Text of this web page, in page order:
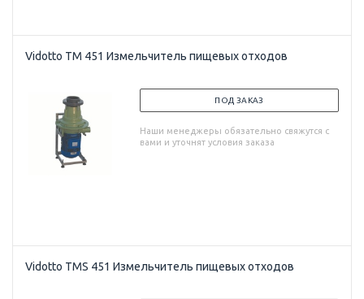
Vidotto TM 451 Измельчитель пищевых отходов
ПОД ЗАКАЗ
Наши менеджеры обязательно свяжутся с
вами и уточнят условия заказа
Vidotto TMS 451 Измельчитель пищевых отходов